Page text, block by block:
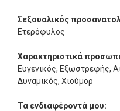
Σεξουαλικός
Ετερόφυλος
Χαρακτηριστικά
Ευγενικός, Εξωστρεφής,
Δυναμικός, Χιούμορ
Τα ενδιαφέροντά μου: